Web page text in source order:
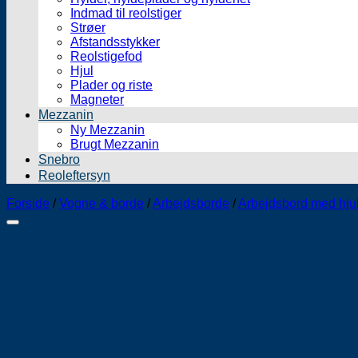
Indmad til reolstiger
Strøer
Afstandsstykker
Reolstigefod
Hjul
Plader og riste
Magneter
Mezzanin
Ny Mezzanin
Brugt Mezzanin
Snebro
Reoleftersyn
Forside / Vogne & borde /Arbejdsborde /Arbejdsbord med